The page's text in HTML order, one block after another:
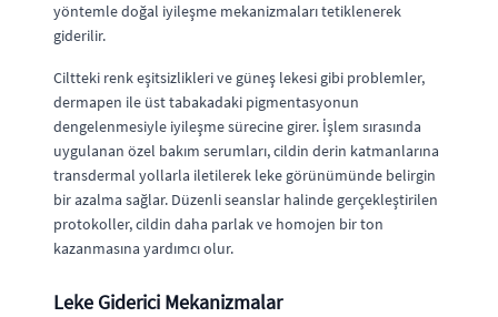
yöntemle doğal iyileşme mekanizmaları tetiklenerek
giderilir.
Ciltteki renk eşitsizlikleri ve güneş lekesi gibi problemler,
dermapen ile üst tabakadaki pigmentasyonun
dengelenmesiyle iyileşme sürecine girer. İşlem sırasında
uygulanan özel bakım serumları, cildin derin katmanlarına
transdermal yollarla iletilerek leke görünümünde belirgin
bir azalma sağlar. Düzenli seanslar halinde gerçekleştirilen
protokoller, cildin daha parlak ve homojen bir ton
kazanmasına yardımcı olur.
Leke Giderici Mekanizmalar